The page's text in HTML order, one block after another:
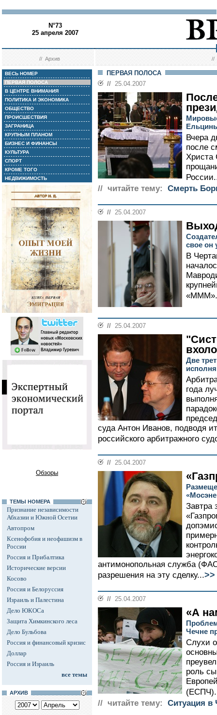
N°73
25 апреля 2007
//Архив //
ВЕСЬ НОМЕР
ПЕРВАЯ ПОЛОСА
В ЦЕНТРЕ ВНИМАНИЯ
ПОЛИТИКА И ЭКОНОМИКА
ОБЩЕСТВО
ПРОИСШЕСТВИЯ
ЗАГРАНИЦА
КРУПНЫМ ПЛАНОМ
БИЗНЕС И ФИНАНСЫ
КУЛЬТУРА
СПОРТ
КРОМЕ ТОГО
НЕДВИЖИМОСТЬ
Обзоры
ТЕМЫ НОМЕРА
Признание независимости
Абхазии и Южной Осетии
Автопром
Ксенофобия и неофашизм в
России
Россия и Прибалтика
Исторические версии
Косово
Россия и Белоруссия
Израиль и Палестина
Дело ЮКОСа
Защита Химкинского леса
Дело Бульбова
Россия и финансовый кризис
Доллар
Россия и Израиль
все темы
АРХИВ
ПЕРВАЯ ПОЛОСА
// 25.04.2007
Вчера
после
Христа
// читайте тему:
Смерть
// 25.04.2007
свое он
В
// 25.04.2007
Две
года
суда Антон Иванов, подводя
российского арбитражного
// 25.04.2007
Завтра
антимонопольная служба
разрешения на эту сделку...>>
// 25.04.2007
«А
Чечне
Слухи
роль
// читайте тему:
Ситуация в